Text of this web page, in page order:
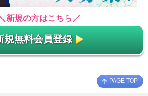
新規の方はこちら／
規無料会員登録
PAGE TOP